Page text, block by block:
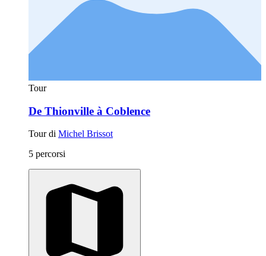
Tour
De Thionville à Coblence
Tour di Michel Brissot
5 percorsi